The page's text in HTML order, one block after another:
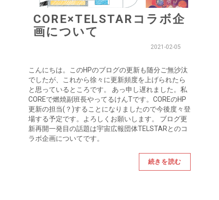
CORE×TELSTARコラボ企
画について
2021-02-05
こんにちは。このHPのブログの更新も随分ご無沙汰
でしたが、これから徐々に更新頻度を上げられたら
と思っているところです。 あっ申し遅れました。私
COREで燃焼副班長やってるけんTです。COREのHP
更新の担当(？)することになりましたので今後度々登
場する予定です。よろしくお願いします。 ブログ更
新再開一発目の話題は宇宙広報団体TELSTARとのコ
ラボ企画についてです。
続きを読む